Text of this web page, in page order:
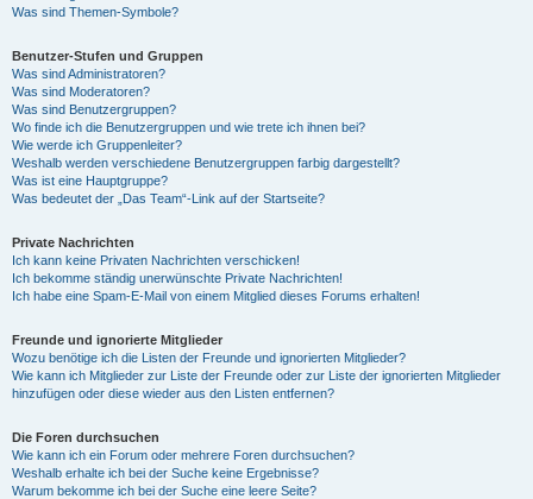
Was sind Themen-Symbole?
Benutzer-Stufen und Gruppen
Was sind Administratoren?
Was sind Moderatoren?
Was sind Benutzergruppen?
Wo finde ich die Benutzergruppen und wie trete ich ihnen bei?
Wie werde ich Gruppenleiter?
Weshalb werden verschiedene Benutzergruppen farbig dargestellt?
Was ist eine Hauptgruppe?
Was bedeutet der „Das Team“-Link auf der Startseite?
Private Nachrichten
Ich kann keine Privaten Nachrichten verschicken!
Ich bekomme ständig unerwünschte Private Nachrichten!
Ich habe eine Spam-E-Mail von einem Mitglied dieses Forums erhalten!
Freunde und ignorierte Mitglieder
Wozu benötige ich die Listen der Freunde und ignorierten Mitglieder?
Wie kann ich Mitglieder zur Liste der Freunde oder zur Liste der ignorierten Mitglieder
hinzufügen oder diese wieder aus den Listen entfernen?
Die Foren durchsuchen
Wie kann ich ein Forum oder mehrere Foren durchsuchen?
Weshalb erhalte ich bei der Suche keine Ergebnisse?
Warum bekomme ich bei der Suche eine leere Seite?